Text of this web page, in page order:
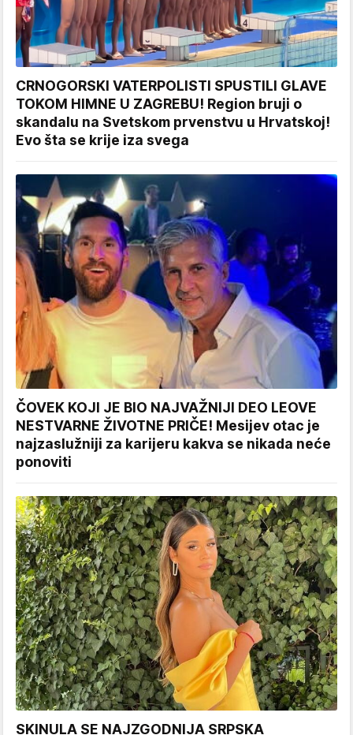
CRNOGORSKI VATERPOLISTI SPUSTILI GLAVE
TOKOM HIMNE U ZAGREBU! Region bruji o
skandalu na Svetskom prvenstvu u Hrvatskoj!
Evo šta se krije iza svega
ČOVEK KOJI JE BIO NAJVAŽNIJI DEO LEOVE
NESTVARNE ŽIVOTNE PRIČE! Mesijev otac je
najzaslužniji za karijeru kakva se nikada neće
ponoviti
SKINULA SE NAJZGODNIJA SRPSKA